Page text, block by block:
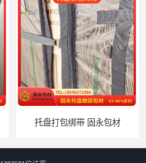
托盘裹包布兜 固永包材